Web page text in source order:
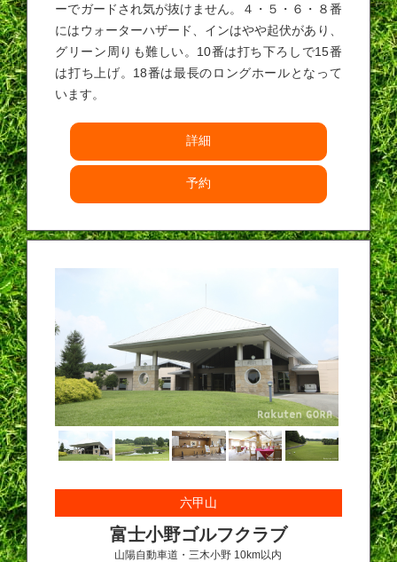
ーでガードされ気が抜けません。４・５・６・８番
にはウォーターハザード、インはやや起伏があり、
グリーン周りも難しい。10番は打ち下ろしで15番
は打ち上げ。18番は最長のロングホールとなって
います。
詳細
予約
六甲山
富士小野ゴルフクラブ
山陽自動車道・三木小野 10km以内